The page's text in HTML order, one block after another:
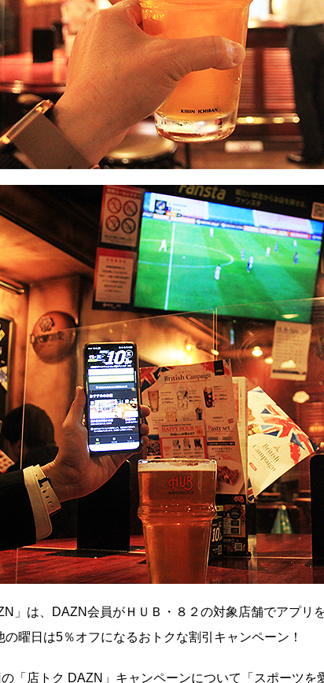
」は、DAZN会員がＨＵＢ・８２の対象店舗でアプリ
の曜日は5％オフになるおトクな割引キャンペーン！
「店トク DAZN」キャンペーンについて「スポーツを